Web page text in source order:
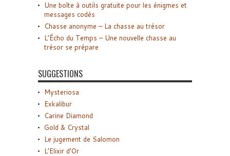
Une boîte à outils gratuite pour les énigmes et
messages codés
Chasse anonyme – La chasse au trésor
L’Écho du Temps – Une nouvelle chasse au
trésor se prépare
SUGGESTIONS
Mysteriosa
Exkalibur
Carine Diamond
Gold & Crystal
Le jugement de Salomon
L’Elixir d’Or